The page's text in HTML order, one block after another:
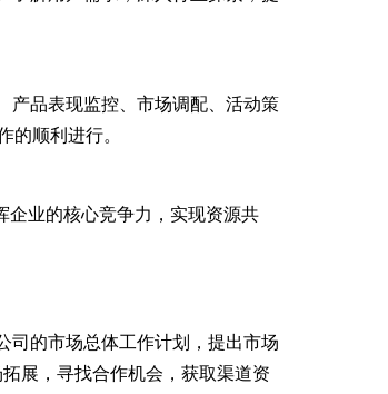
品表现监控、市场调配、活动策
顺利进行。
业的核心竞争力，实现资源共
的市场总体工作计划，提出市场
展，寻找合作机会，获取渠道资